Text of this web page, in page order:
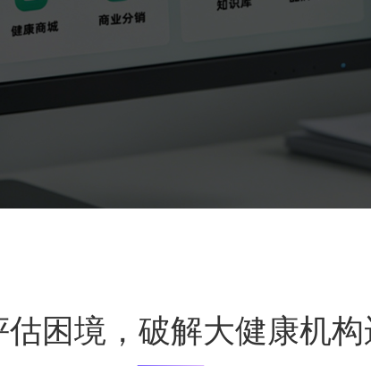
困境，破解大健康机